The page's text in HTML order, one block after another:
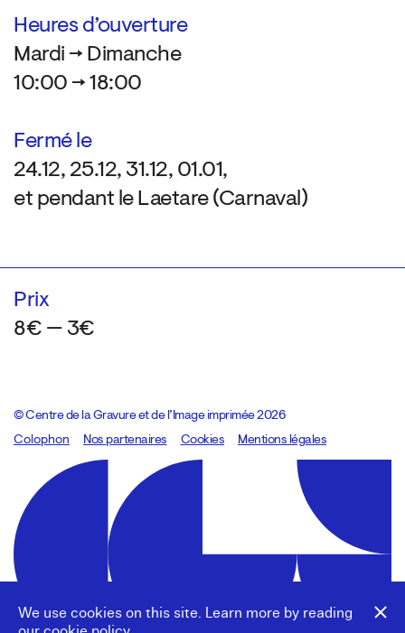
We use cookies on this site. Learn more by reading
Heures d’ouverture
Mardi → Dimanche
10:00 → 18:00
Fermé le
24.12, 25.12, 31.12, 01.01,
et pendant le Laetare (Carnaval)
Prix
8€ — 3€
© Centre de la Gravure et de l’Image imprimée 2026
Colophon
Design:Marcel Kaczmarek, code:8080.studio
Nos partenaires Cookies Mentions légales